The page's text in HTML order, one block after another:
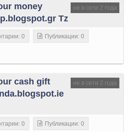
не в сети 2 года
money
Tz
0 Публикации: 0
не в сети 2 года
cash gift
0 Публикации: 0